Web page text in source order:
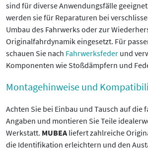
sind für diverse Anwendungsfälle
werden sie für Reparaturen bei
Umbau des Fahrwerks oder zur
Originalfahrdynamik eingesetzt. Für
schauen Sie nach Fahrwerksfeder und
Komponenten wie Stoßdämpfern und
Montagehinweise und
Achten Sie bei Einbau und Tausch auf die
Angaben und montieren Sie Teile
Werkstatt. MUBEAliefert zahlreiche
die Identifikation erleichtern und den